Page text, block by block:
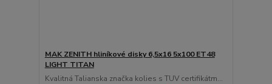
MAK ZENITH hliníkové disky 6,5x16 5x100 ET48
LIGHT TITAN
Kvalitná Talianska značka kolies s TUV certifikátm...